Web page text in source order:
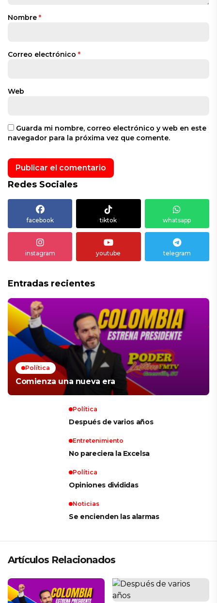
Nombre *
Correo electrónico *
Web
Guarda mi nombre, correo electrónico y web en este
navegador para la próxima vez que comente.
Redes Sociales
facebook tiktok whatsapp
instagram youtube telegram
Entradas recientes
Política
Comienza una nueva era
Política
Después de varios años
Entretenimiento
No pareciera la Excelsa
Política
Opiniones divididas
Noticias
Se encienden las alarmas
Artículos Relacionados